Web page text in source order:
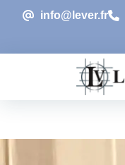
info@lever.fr